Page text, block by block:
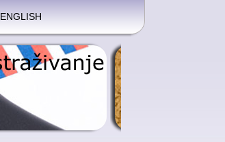
ENGLISH